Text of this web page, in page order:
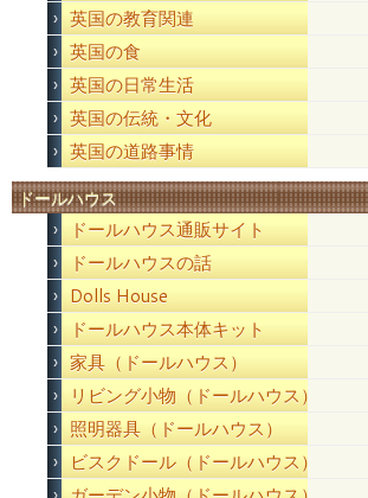
英国の教育関連
英国の食
英国の日常生活
英国の伝統・文化
英国の道路事情
ドールハウス
ドールハウス通販サイト
ドールハウスの話
Dolls House
ドールハウス本体キット
家具（ドールハウス）
リビング小物（ドールハウス）
照明器具（ドールハウス）
ビスクドール（ドールハウス）